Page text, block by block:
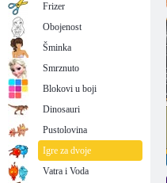
Frizer
Obojenost
Šminka
Smrznuto
Blokovi u boji
Dinosauri
Pustolovina
Igre za dvoje
Vatra i Voda